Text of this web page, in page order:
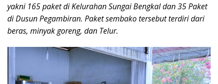
yakni 165 paket di Kelurahan Sungai Bengkal dan 35 Paket
di Dusun Pegambiran. Paket sembako tersebut terdiri dari
beras, minyak goreng, dan Telur.